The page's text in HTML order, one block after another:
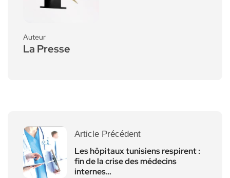
Auteur
La Presse
Article Précédent
Les hôpitaux tunisiens respirent :
fin de la crise des médecins
internes…